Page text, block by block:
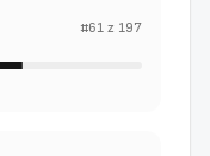
#61 z 197